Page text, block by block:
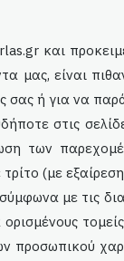
.gr και
μας, είναι
σας ή για να
στις
των
(με
με τις
ορισμένους